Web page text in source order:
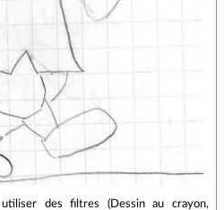
des filtres (Dessin au crayon,